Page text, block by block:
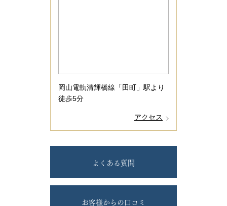
岡山電軌清輝橋線「田町」駅より
徒歩5分
アクセス
よくある質問
お客様からの口コミ